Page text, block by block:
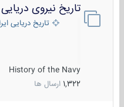
تاریخ نیروی دریایی
تاریخ دریایی ایران
History of the Navy
1,322 ارسال ها